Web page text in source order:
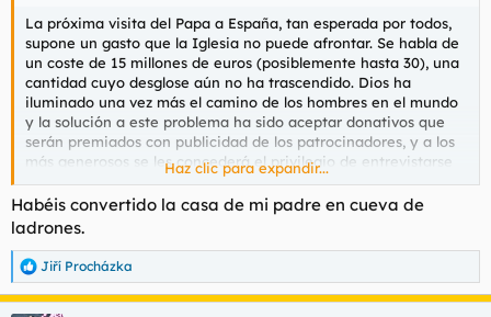
La próxima visita del Papa a España, tan esperada por todos,
supone un gasto que la Iglesia no puede afrontar. Se habla de
un coste de 15 millones de euros (posiblemente hasta 30), una
cantidad cuyo desglose aún no ha trascendido. Dios ha
iluminado una vez más el camino de los hombres en el mundo
y la solución a este problema ha sido aceptar donativos que
serán premiados con publicidad de los patrocinadores, y a los
más generosos se les concederá el privilegio de entrevistarse
con León. La duración de la entrevista variará en función de la
generosidad de cada uno, pero se advierte que el Papa va a
ser relojero y que, aunque no fuma y las instalaciones van a
ser razonablemente confortables, no se va a poder aparcar
bien.
Con lo que sobre se comprará una peluca mejor a Jesús de
Haz clic para expandir...
Habéis convertido la casa de mi padre en cueva de
ladrones.
R
e
a
Jiří Procházka